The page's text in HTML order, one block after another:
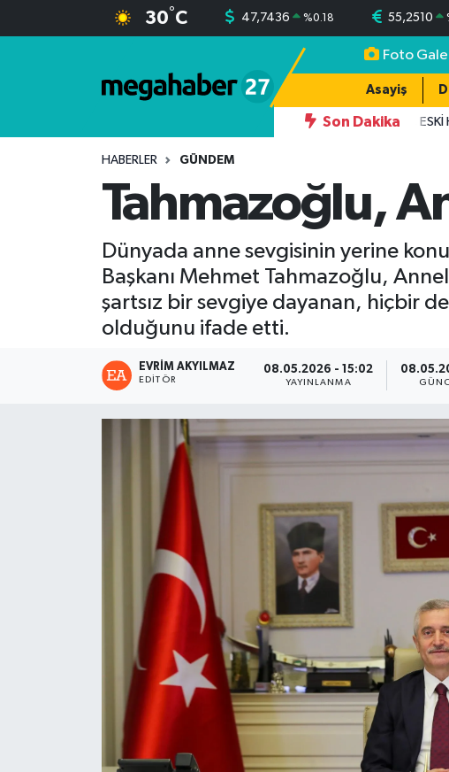
30°C 47,7436 %0.18 55,2510
Foto
Asayiş
Son Dakika
AHMET YILMAZ KARKAMIŞLI, ESKİ
HABERLER GÜNDEM
Tahmazoğlu,
Dünyada anne sevgisinin yerine
Başkanı Mehmet Tahmazoğlu,
şartsız bir sevgiye dayanan, hiçbir
olduğunu ifade etti.
EVRIM AKYILMAZ
EDITÖR
08.05.2026 - 15:02
YAYINLANMA
Süper Lig Puan Durumu ve Fikstür
Tüm Manşetler
Son Dakika Haberleri
Haber Arşivi